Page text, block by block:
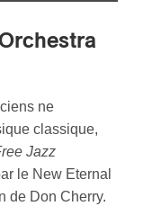
ne
classique,
Jazz
le New Eternal
de Don Cherry.